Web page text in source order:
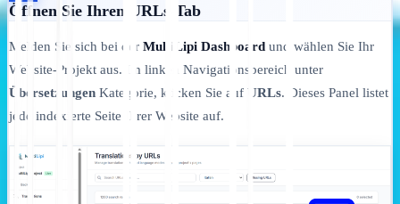
Öffnen Sie Ihren URLs-Tab
Melden Sie sich bei der MultiLipi Dashboard und wählen Sie Ihr
Website-Projekt aus. Im linken Navigationsbereich unter
Übersetzungen Kategorie, klicken Sie auf URLs. Dieses Panel listet
jede indexierte Seite Ihrer Website auf.